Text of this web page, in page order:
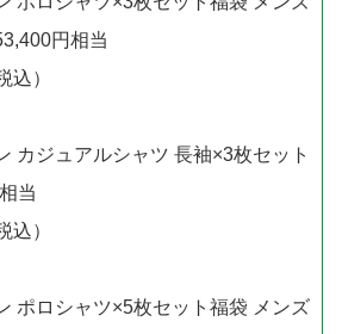
円相当
込）
カジュアルシャツ 長袖×3枚セット
当
込）
ポロシャツ×5枚セット福袋 メンズ